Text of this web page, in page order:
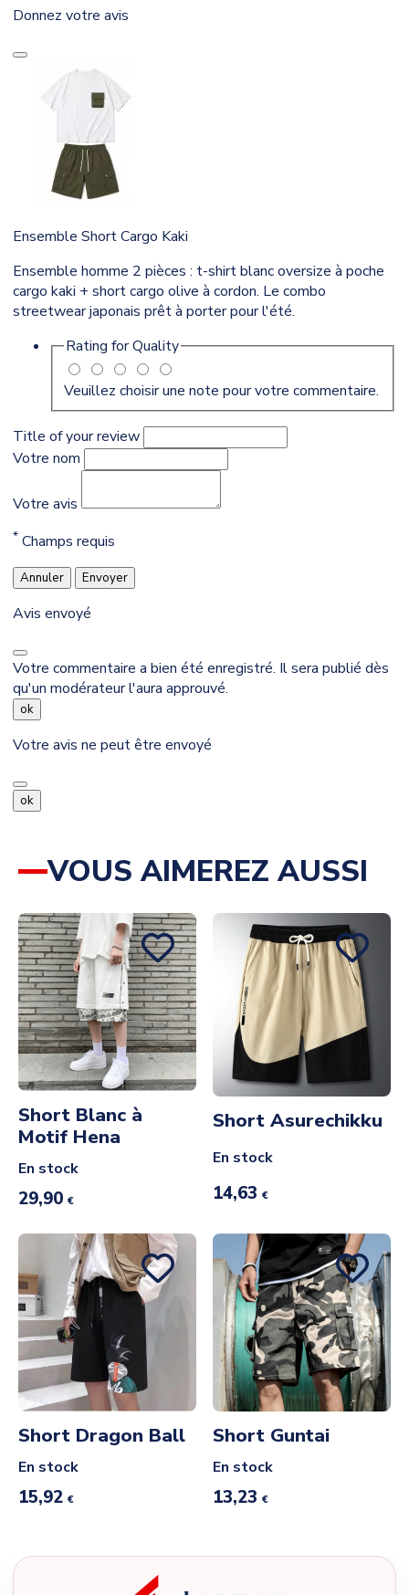
Donnez votre avis
Ensemble Short Cargo Kaki
Ensemble homme 2 pièces : t-shirt blanc oversize à poche
cargo kaki + short cargo olive à cordon. Le combo
streetwear japonais prêt à porter pour l'été.
Rating forQuality
Veuillez choisir une note pour votre commentaire.
Title of your review
Votre nom
Votre avis
* Champs requis
Annuler Envoyer
Avis envoyé
Votre commentaire a bien été enregistré. Il sera publié dès
qu'un modérateur l'aura approuvé.
ok
Votre avis ne peut être envoyé
ok
VOUS AIMEREZ AUSSI
Short Blanc à
Motif Hena
En stock
29,90 €
Short Asurechikku
En stock
14,63 €
Short Dragon Ball
En stock
15,92 €
Short Guntai
En stock
13,23 €